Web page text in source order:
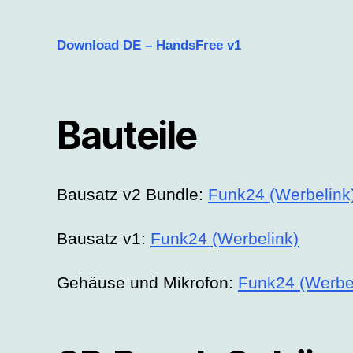
Download DE – HandsFree v1
Bauteile
Bausatz v2 Bundle: Funk24
Bausatz v1: Funk24 (Werbelink)
Gehäuse und Mikrofon: Funk24